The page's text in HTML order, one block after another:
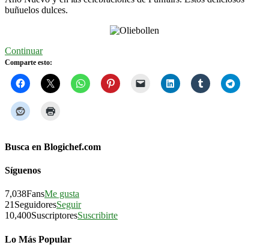
buñuelos dulces.
Continuar
Comparte esto:
Busca en Blogichef.com
Síguenos
7,038FansMe gusta
21 SeguidoresSeguir
10,400SuscriptoresSuscribirte
Lo Más Popular